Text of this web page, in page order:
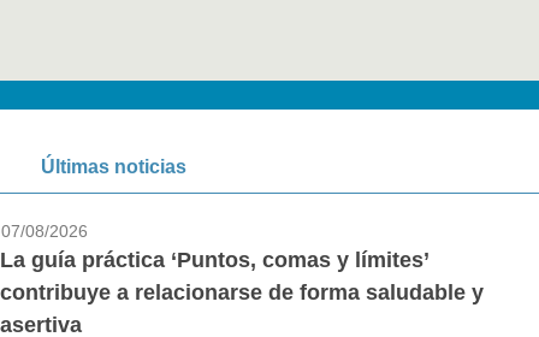
Últimas noticias
07/08/2026
La guía práctica ‘Puntos, comas y límites’
contribuye a relacionarse de forma saludable y
asertiva